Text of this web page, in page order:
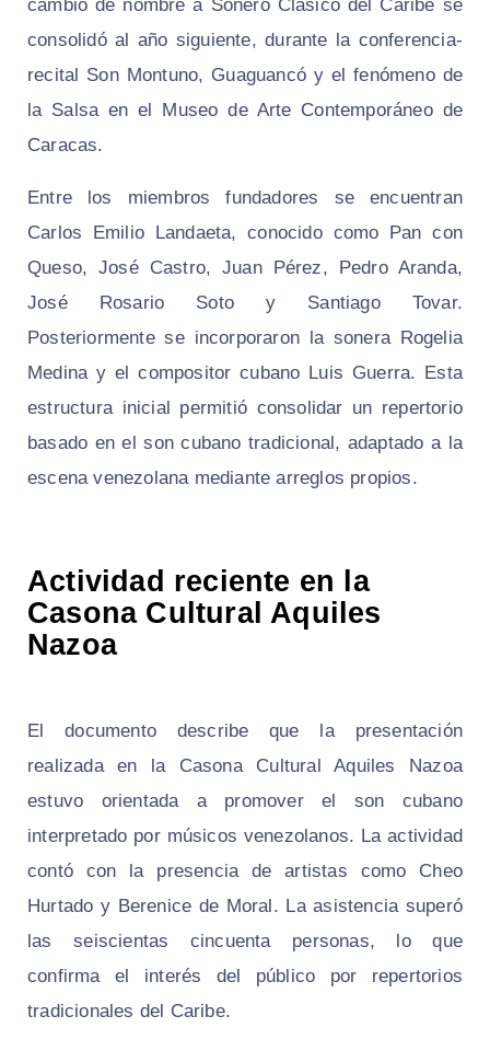
cambio de nombre a Sonero Clásico del Caribe se
consolidó al año siguiente, durante la conferencia-
recital Son Montuno, Guaguancó y el fenómeno de
la Salsa en el Museo de Arte Contemporáneo de
Caracas.
Entre los miembros fundadores se encuentran
Carlos Emilio Landaeta, conocido como Pan con
Queso, José Castro, Juan Pérez, Pedro Aranda,
José Rosario Soto y Santiago Tovar.
Posteriormente se incorporaron la sonera Rogelia
Medina y el compositor cubano Luis Guerra. Esta
estructura inicial permitió consolidar un repertorio
basado en el son cubano tradicional, adaptado a la
escena venezolana mediante arreglos propios.
Actividad reciente en la
Casona Cultural Aquiles
Nazoa
El documento describe que la presentación
realizada en la Casona Cultural Aquiles Nazoa
estuvo orientada a promover el son cubano
interpretado por músicos venezolanos. La actividad
contó con la presencia de artistas como Cheo
Hurtado y Berenice de Moral. La asistencia superó
las seiscientas cincuenta personas, lo que
confirma el interés del público por repertorios
tradicionales del Caribe.